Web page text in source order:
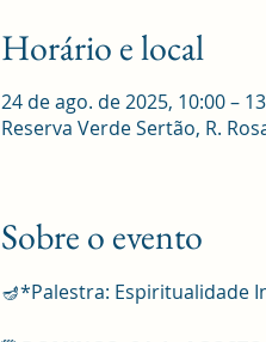
Horário e local
24 de ago. de 2025, 10:00 –
Reserva Verde Sertão, R.
Sobre o evento
🪔*Palestra: Espiritualidade